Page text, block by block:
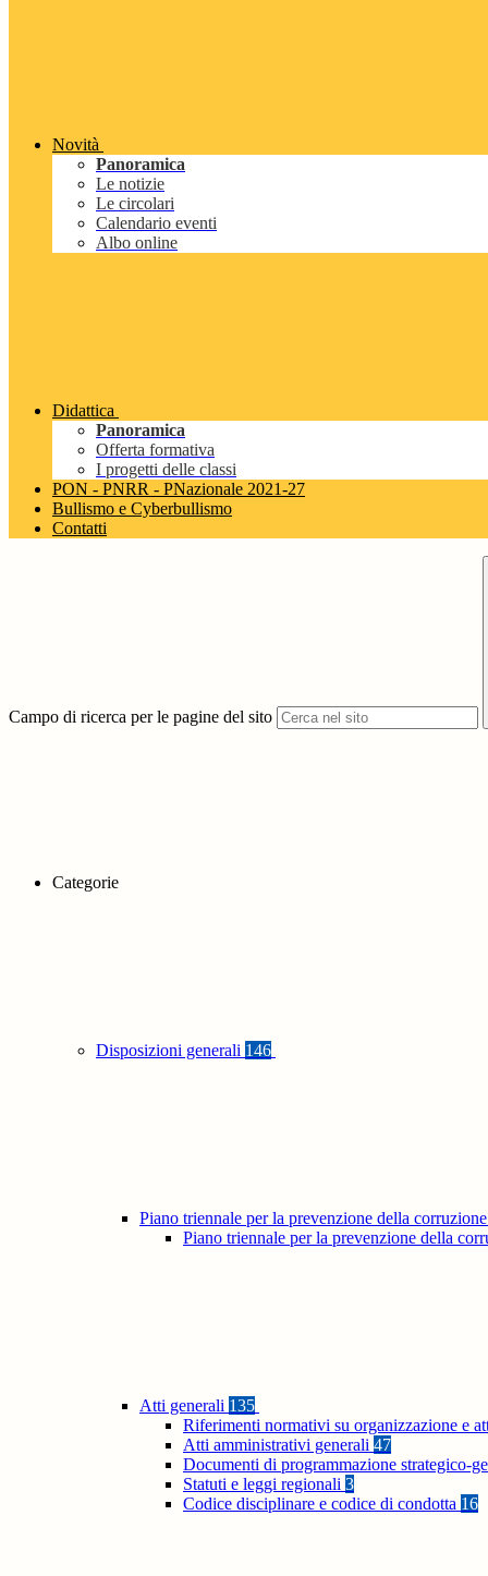
Novità
Panoramica
Le notizie
Le circolari
Calendario eventi
Albo online
Didattica
Panoramica
Offerta formativa
I progetti delle classi
PON - PNRR - PNazionale 2021-27
Bullismo e Cyberbullismo
Contatti
Campo di ricerca per le pagine del sito
Categorie
Disposizioni generali 146
Piano triennale per la prevenzione della
Piano triennale per la prevenzione della
Atti generali 135
Riferimenti normativi su organizzazione e
Atti amministrativi generali 47
Documenti di programmazione strategico-
Statuti e leggi regionali 3
Codice disciplinare e codice di condotta 16